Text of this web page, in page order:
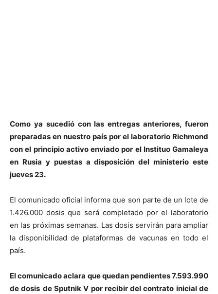
Como ya sucedió con las entregas anteriores, fueron
preparadas en nuestro país por el laboratorio Richmond
con el principio activo enviado por el Instituo Gamaleya
en Rusia y puestas a disposición del ministerio este
jueves 23.
El comunicado oficial informa que son parte de un lote de
1.426.000 dosis que será completado por el laboratorio
en las próximas semanas. Las dosis servirán para ampliar
la disponibilidad de plataformas de vacunas en todo el
país.
El comunicado aclara que quedan pendientes 7.593.990
de dosis de Sputnik V por recibir del contrato inicial de